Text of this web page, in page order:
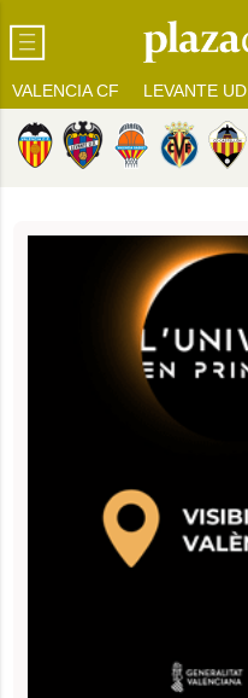
VALENCIA CF LEVANTE UD